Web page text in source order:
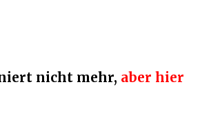
nicht mehr, aber hier